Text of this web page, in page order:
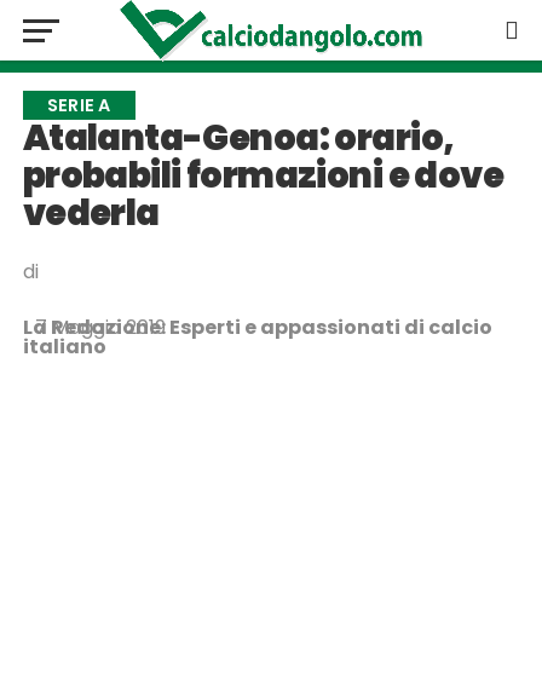
SERIE A
Atalanta-Genoa: orario,
probabili formazioni e dove
vederla
di
La Redazione: Esperti e appassionati di calcio
italiano
7 Maggio 2019